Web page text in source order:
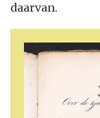
daarvan.